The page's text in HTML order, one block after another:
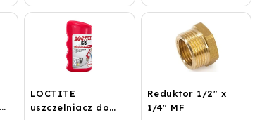
LOCTITE
uszczelniacz do
Reduktor 1/2" x
1/4" MF